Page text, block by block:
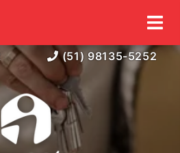
(51) 98135-5252